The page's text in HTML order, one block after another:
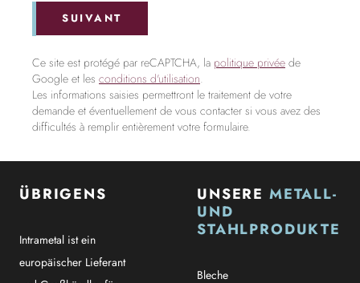
SUIVANT
Ce site est protégé par reCAPTCHA, la politique privée de
Google et les conditions d'utilisation.
Les informations saisies permettront le traitement de votre
demande et éventuellement de vous contacter si vous avez des
difficultés à remplir entièrement votre formulaire.
ÜBRIGENS
Intrametal ist ein
europäischer Lieferant
UNSERE METALL-
UND
STAHLPRODUKTE
Bleche